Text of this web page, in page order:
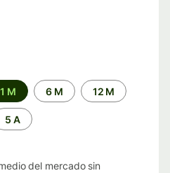
1 M 6 M 12 M
5 A
del mercado sin